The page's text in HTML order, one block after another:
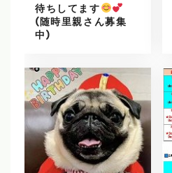
待ちしてます
(随時里親さん募集
中)